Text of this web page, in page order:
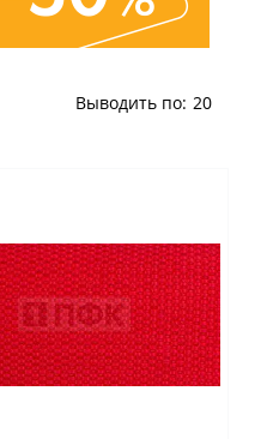
Выводить по: 20